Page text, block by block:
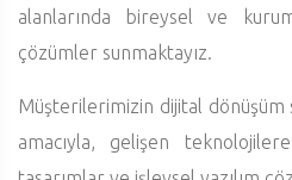
alanlarında bireysel ve
çözümler sunmaktayız.
Müşterilerimizin dijital dönüşüm
amacıyla, gelişen